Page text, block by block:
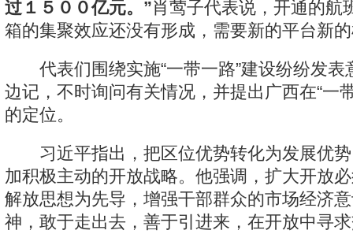
过１５００亿元。”肖莺子代表说，开通的航
箱的集聚效应还没有形成，需要新的平台新
代表们围绕实施“一带一路”建设纷纷发表
边记，不时询问有关情况，并提出广西在“一
的定位。
习近平指出，把区位优势转化为发展优势
加积极主动的开放战略。他强调，扩大开放
解放思想为先导，增强干部群众的市场经济
神，敢于走出去，善于引进来，在开放中寻